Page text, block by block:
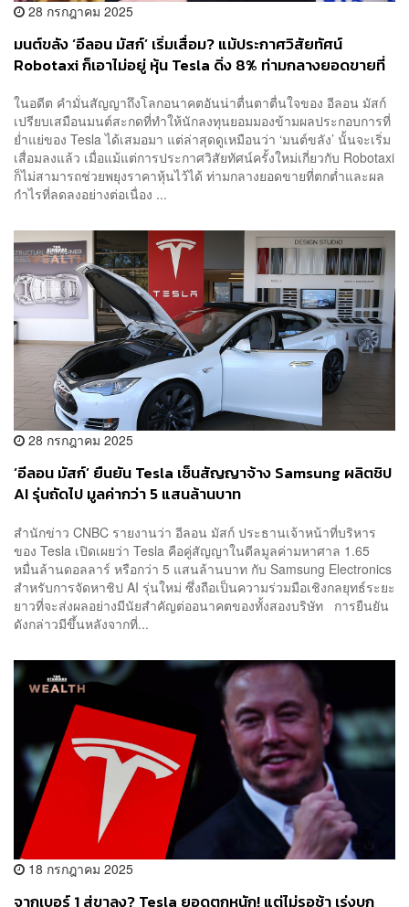
28 กรกฎาคม 2025
มนต์ขลัง ‘อีลอน มัสก์’ เริ่มเสื่อม? แม้ประกาศวิสัยทัศน์
Robotaxi ก็เอาไม่อยู่ หุ้น Tesla ดิ่ง 8% ท่ามกลางยอดขายที่
ในอดีต คำมั่นสัญญาถึงโลกอนาคตอันน่าตื่นตาตื่นใจของ อีลอน มัสก์
เปรียบเสมือนมนต์สะกดที่ทำให้นักลงทุนยอมมองข้ามผลประกอบการที่
ย่ำแย่ของ Tesla ได้เสมอมา แต่ล่าสุดดูเหมือนว่า ‘มนต์ขลัง’ นั้นจะเริ่ม
เสื่อมลงแล้ว เมื่อแม้แต่การประกาศวิสัยทัศน์ครั้งใหม่เกี่ยวกับ Robotaxi
ก็ไม่สามารถช่วยพยุงราคาหุ้นไว้ได้ ท่ามกลางยอดขายที่ตกต่ำและผล
กำไรที่ลดลงอย่างต่อเนื่อง ...
28 กรกฎาคม 2025
‘อีลอน มัสก์’ ยืนยัน Tesla เซ็นสัญญาจ้าง Samsung ผลิตชิป
AI รุ่นถัดไป มูลค่ากว่า 5 แสนล้านบาท
สำนักข่าว CNBC รายงานว่า อีลอน มัสก์ ประธานเจ้าหน้าที่บริหาร
ของ Tesla เปิดเผยว่า Tesla คือคู่สัญญาในดีลมูลค่ามหาศาล 1.65
หมื่นล้านดอลลาร์ หรือกว่า 5 แสนล้านบาท กับ Samsung Electronics
สำหรับการจัดหาชิป AI รุ่นใหม่ ซึ่งถือเป็นความร่วมมือเชิงกลยุทธ์ระยะ
ยาวที่จะส่งผลอย่างมีนัยสำคัญต่ออนาคตของทั้งสองบริษัท การยืนยัน
ดังกล่าวมีขึ้นหลังจากที่...
18 กรกฎาคม 2025
จากเบอร์ 1 สู่ขาลง? Tesla ยอดตกหนัก! แต่ไม่รอช้า เร่งบุก